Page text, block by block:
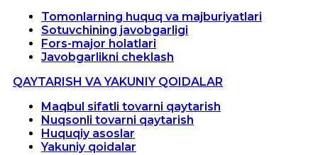
Tomonlarning huquq va majburiyatlari
Sotuvchining javobgarligi
Fors-major holatlari
Javobgarlikni cheklash
QAYTARISH VA YAKUNIY QOIDALAR
Maqbul sifatli tovarni qaytarish
Nuqsonli tovarni qaytarish
Huquqiy asoslar
Yakuniy qoidalar